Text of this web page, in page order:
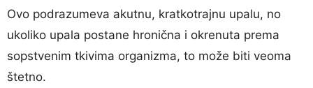
Ovo podrazumeva akutnu, kratkotrajnu upalu, no
ukoliko upala postane hronična i okrenuta prema
sopstvenim tkivima organizma, to može biti veoma
štetno.